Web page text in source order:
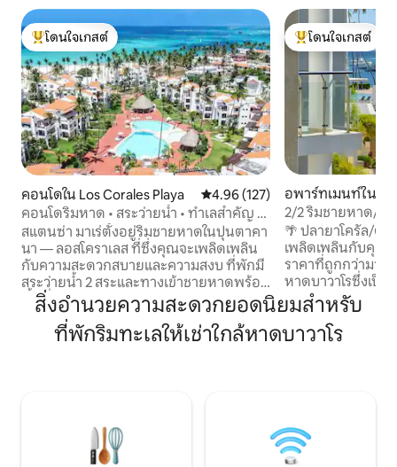
โดนใจเกสต์ที่สุด
โดนใจเกสต์
คอนโดใน Los Corales Playa คะแนนเฉลี่ย 4.96 จาก 5, 127 รีวิว
4.96 (127)
คอนโดริมหาด • สระว่ายน้ำ • ทำเลสำคัญ •
ข้อเสนอเดือนกันยายน/ตุลาคม
สแตนซ่า มาเร่ตั้งอยู่ริมชายหาดในปุนตาคา
นา — ลอสโคราเลส ที่ซึ่งคุณจะเพลิดเพลิน
กับความสะดวกสบายและความสงบ ที่พักมี
สระว่ายน้ำ 2 สระและทางเข้าชายหาดพร้อม
พื้นที่ส่วนตัวสุดพิเศษสำหรับผู้เข้าพักและผู้
อยู่อาศัย คอนโดมิเนียมมีประตูและมีการ
รักษาความปลอดภัยตลอด 24 ชั่วโมงทุกวัน
บริการหรือจัดเอ็กซ์พีเรียนซ์นอกที่พัก
โดนใจเกสต์ที่สุด
โดนใจเกสต์
อพาร์ทเมนท์ใน พั
2/2 ริมชายหาด/วิว
บินภูเก็ต
🌴 ปลายาโครัล/ติด
เพลิดเพลินกับคุณ
ราคาที่ถูกกว่ามาก
หาดบาวาโรซึ่งเป็
ของแคริบเบียน
ทเมนท์ริมชายหา
ฟินิตี้พื้นที่ชายหาด
สไตล์ ริมชายหาดแ
สิ่งอำนวยความสะดวกยอดนิยมสำหรับ
ที่พักริมทะเลให้เช่าใกล้หาดบาวาโร